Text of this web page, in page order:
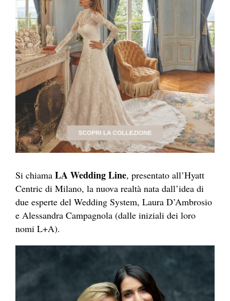
Si chiama LA Wedding Line, presentato all’Hyatt
Centric di Milano, la nuova realtà nata dall’idea di
due esperte del Wedding System, Laura D’Ambrosio
e Alessandra Campagnola (dalle iniziali dei loro
nomi L+A).